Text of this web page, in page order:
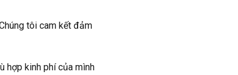
tôi cam kết đảm
hợp kinh phí của mình